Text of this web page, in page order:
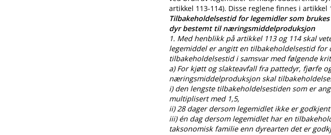
artikkel 113-114). Disse reglene finnes i artikkel
Tilbakeholdelsestid for legemidler som
dyr bestemt til næringsmiddelproduksjon
1. Med henblikk på artikkel 113 og 114 skal
legemiddel er angitt en tilbakeholdelsestid for
tilbakeholdelsestid i samsvar med følgende
a) For kjøtt og slakteavfall fra pattedyr, fjørfe
næringsmiddelproduksjon skal
i) den lengste tilbakeholdelsestiden som er
multiplisert med 1,5,
ii) 28 dager dersom legemidlet ikke er
iii) én dag dersom legemidlet har en
taksonomisk familie enn dyrearten det er